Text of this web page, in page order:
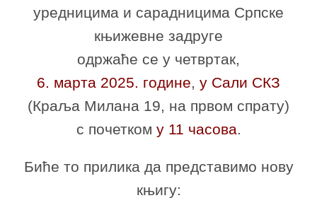
уредницима и сарадницима Српске
књижевне задруге
одржаће се у четвртак,
6. марта 2025. године, у Сали СКЗ
(Краља Милана 19, на првом спрату)
с почетком у 11 часова.
Биће то прилика да представимо нову
књигу: